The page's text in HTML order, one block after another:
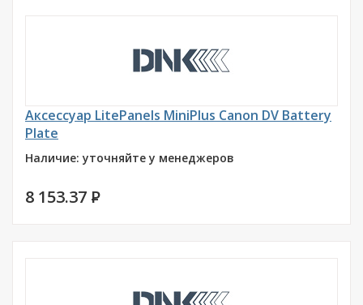
Аксессуар LitePanels MiniPlus Canon DV Battery
Plate
Наличие: уточняйте у менеджеров
8 153.37 P